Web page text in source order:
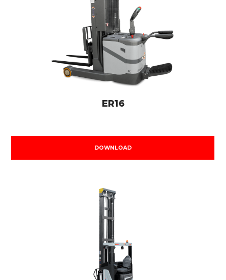
ER16
DOWNLOAD